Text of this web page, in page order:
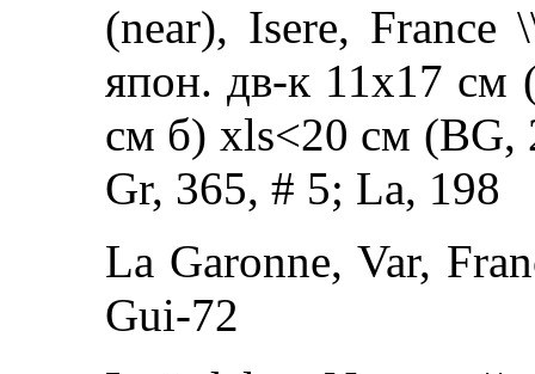
(near), Isere, France
япон. дв-к 11х17
см б) xls<20 см (BG,
Gr, 365, # 5; La, 198
La Garonne, Var,
Gui-72